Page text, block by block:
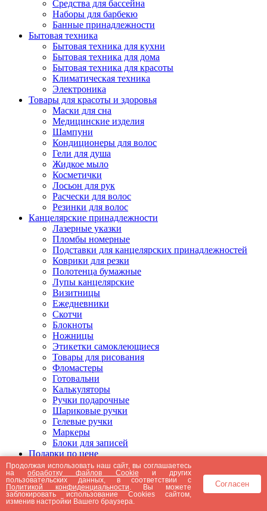
Средства для бассейна
Наборы для барбекю
Банные принадлежности
Бытовая техника
Бытовая техника для кухни
Бытовая техника для дома
Бытовая техника для красоты
Климатическая техника
Электроника
Товары для красоты и здоровья
Маски для сна
Медицинские изделия
Шампуни
Кондиционеры для волос
Гели для душа
Жидкое мыло
Косметички
Лосьон для рук
Расчески для волос
Резинки для волос
Канцелярские принадлежности
Лазерные указки
Пломбы номерные
Подставки для канцелярских принадлежностей
Коврики для резки
Полотенца бумажные
Лупы канцелярские
Визитницы
Ежедневники
Скотчи
Блокноты
Ножницы
Этикетки самоклеющиеся
Товары для рисования
Фломастеры
Готовальни
Калькуляторы
Ручки подарочные
Шариковые ручки
Гелевые ручки
Маркеры
Блоки для записей
Подарки по цене
Подарки от 5000 рублей
Подарки до 5000 рублей
Подарки до 3000 рублей
Подарки до 2000 рублей
Подарки до 1000 рублей
Продолжая использовать наш сайт, вы соглашаетесь
наобработку файлов Cookie и других
пользовательских данных, в соответствии с
Политикой конфиденциальности . Вы можете
заблокировать использование Cookies сайтом,
изменив настройки Вашего браузера.
Согласен